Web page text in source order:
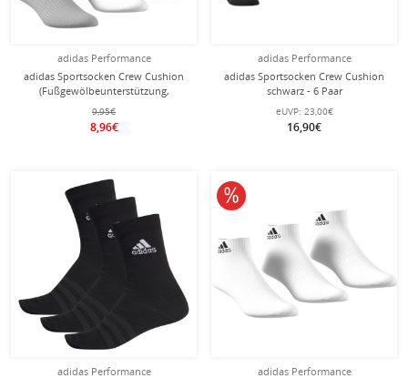
adidas Performance
adidas Sportsocken Crew Cushion
(Fußgewölbeunterstützung,
durchgehend gepolstert)
grau/weiss/schwarz - 3 Paar
9,95€
8,96€
adidas Performance
adidas Sportsocken Crew Cushion
schwarz - 6 Paar
eUVP: 23,00€
16,90€
adidas Performance
adidas Performance
10% reduziert